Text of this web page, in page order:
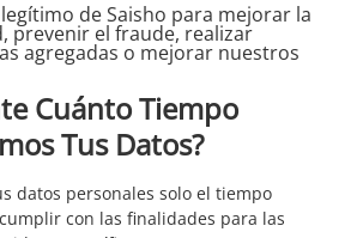
de Saisho para mejorar la
prevenir el fraude, realizar
agregadas o mejorar nuestros
Cuánto Tiempo
Tus Datos?
datos personales solo el tiempo
con las finalidades para las